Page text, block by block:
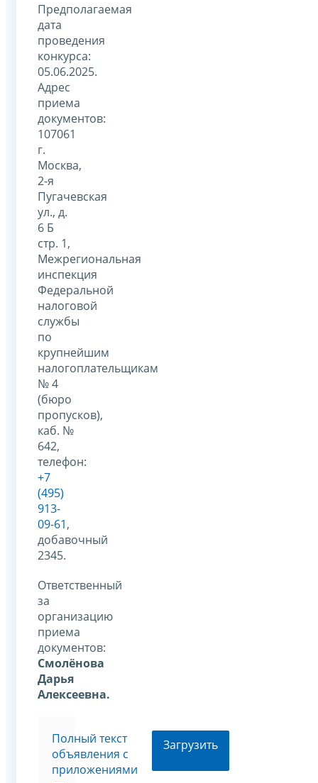
Предполагаемая
дата
проведения
конкурса:
05.06.2025.
Адрес
приема
документов:
107061
г.
Москва,
2-я
Пугачевская
ул., д.
6 Б
стр. 1,
Межрегиональная
инспекция
Федеральной
налоговой
службы
по
крупнейшим
налогоплательщикам
№ 4
(бюро
пропусков),
каб. №
642,
телефон:
+7
(495)
913-
09-61,
добавочный
2345.
Ответственный
за
организацию
приема
документов:
Смолёнова
Дарья
Алексеевна.
Полный текст
объявления с
приложениями
Загрузить